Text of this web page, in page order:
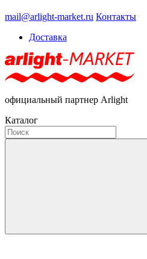
mail@arlight-market.ru Контакты
Доставка
официальный партнер Arlight
Каталог